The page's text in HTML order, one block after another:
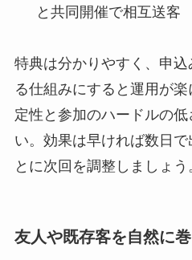
と共同開催で相互送客
特典は分かりやすく、申
る仕組みにすると運用が
定性と参加のハードルの
い。効果は早ければ数日
とに次回を調整しましょう
友人や既存客を自然に